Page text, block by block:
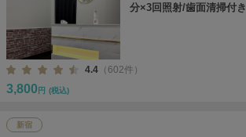
分×3回照射/歯面清掃付き
4.4 （602件）
3,800 円 (税込)
新宿